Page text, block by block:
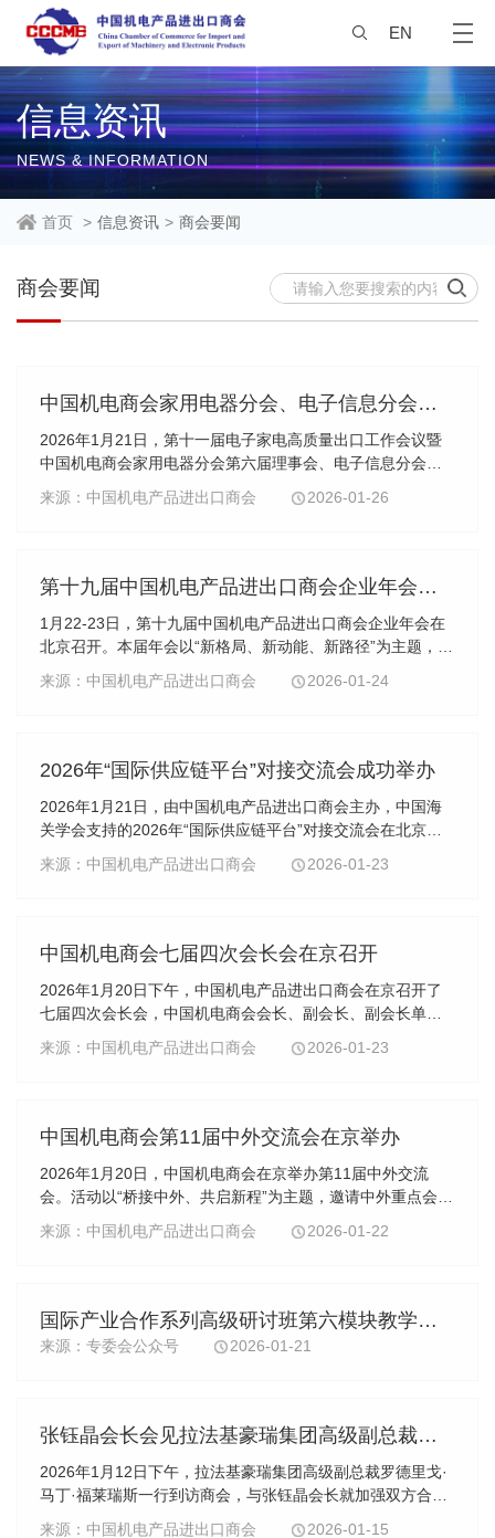
EN
信息资讯
NEWS & INFORMATION
首页 > 信息资讯 > 商会要闻
商会要闻
中国机电商会家用电器分会、电子信息分会理事会换届会议在北京举行
2026年1月21日，第十一届电子家电高质量出口工作会议暨
中国机电商会家用电器分会第六届理事会、电子信息分会第
三届理事会换届会议在京举行。中国机电产品进出口商会张
钰晶会长、石永红副会长，来自广东、浙江和江苏...
来源：中国机电产品进出口商会 2026-01-26
第十九届中国机电产品进出口商会企业年会在京举行
1月22-23日，第十九届中国机电产品进出口商会企业年会在
北京召开。本届年会以“新格局、新动能、新路径”为主题，汇
聚行业智慧，共商发展大计。来自全国商务主管部门、行业
协会、会员企业及产业链相关单位600余名代...
来源：中国机电产品进出口商会 2026-01-24
2026年“国际供应链平台”对接交流会成功举办
2026年1月21日，由中国机电产品进出口商会主办，中国海
关学会支持的2026年“国际供应链平台”对接交流会在北京举
行。本次会议的主题是“聚力赋能，国际供应链平台助力机电
企业扬帆出海”。来自商务部、海关总署、重...
来源：中国机电产品进出口商会 2026-01-23
中国机电商会七届四次会长会在京召开
2026年1月20日下午，中国机电产品进出口商会在京召开了
七届四次会长会，中国机电商会会长、副会长、副会长单位
代表和监事会成员共72人参加了会议。商会常务副会长兼专
家委员会主任委员郑超主持会议。会议听取了张钰...
来源：中国机电产品进出口商会 2026-01-23
中国机电商会第11届中外交流会在京举办
2026年1月20日，中国机电商会在京举办第11届中外交流
会。活动以“桥接中外、共启新程”为主题，邀请中外重点会员
企业、各国驻华使馆、商协会、国际机构、外资企业、联合
国机构及金融机构代表共同参与。220余位中外代...
来源：中国机电产品进出口商会 2026-01-22
国际产业合作系列高级研讨班第六模块教学活动在成都成功举办
来源：专委会公众号 2026-01-21
张钰晶会长会见拉法基豪瑞集团高级副总裁罗德里戈·马丁·福莱瑞斯一行
2026年1月12日下午，拉法基豪瑞集团高级副总裁罗德里戈·
马丁·福莱瑞斯一行到访商会，与张钰晶会长就加强双方合作
深入交流。拉法基豪瑞集团全球合作伙伴负责人刘利嘉参加
来源：中国机电产品进出口商会 2026-01-15